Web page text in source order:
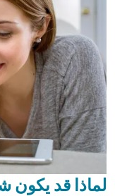
لماذا قد يكون